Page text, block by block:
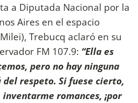
a Diputada Nacional por la
Aires en el espacio
Trebucq aclaró en su
FM 107.9: “Ella es
pero no hay ninguna
respeto. Si fuese cierto,
romances, ¡por